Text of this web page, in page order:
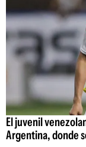
El juvenil
Argentina, donde